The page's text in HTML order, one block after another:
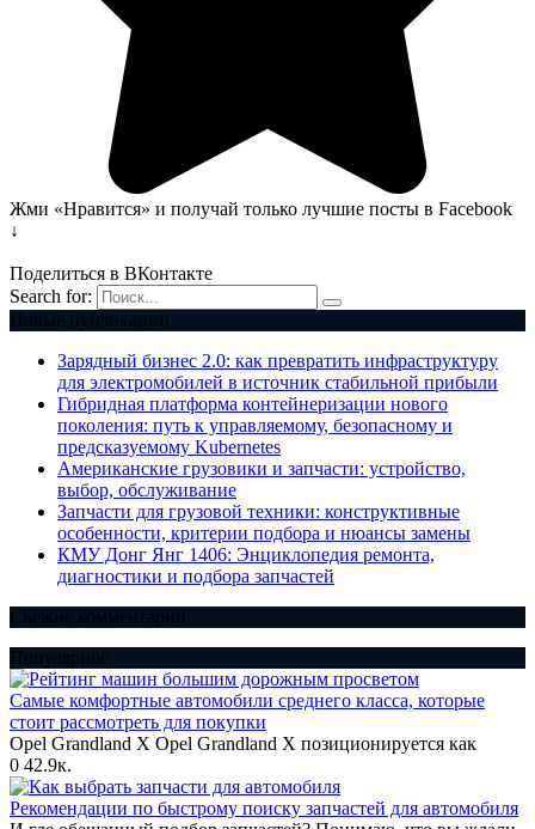
Жми «Нравится» и получай только лучшие посты в Facebook
↓
Поделиться в ВКонтакте
Search for:
Новые публикации
Зарядный бизнес 2.0: как превратить инфраструктуру
для электромобилей в источник стабильной прибыли
Гибридная платформа контейнеризации нового
поколения: путь к управляемому, безопасному и
предсказуемому Kubernetes
Американские грузовики и запчасти: устройство,
выбор, обслуживание
Запчасти для грузовой техники: конструктивные
особенности, критерии подбора и нюансы замены
КМУ Донг Янг 1406: Энциклопедия ремонта,
диагностики и подбора запчастей
Свежие комментарии
Популярное
Самые комфортные автомобили среднего класса, которые
стоит рассмотреть для покупки
Opel Grandland X Opel Grandland X позиционируется как
0 42.9к.
Рекомендации по быстрому поиску запчастей для автомобиля